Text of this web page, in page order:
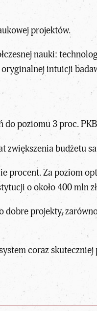
projektów.
nauki:
intuicji
do poziomu 3 proc.
zwiększenia budżetu
procent. Za poziom
o około 400 mln
projekty,
coraz